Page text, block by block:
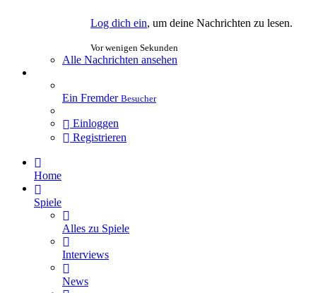
Log dich ein, um deine Nachrichten zu lesen.
Vor wenigen Sekunden
Alle Nachrichten ansehen
Ein Fremder Besucher
Einloggen
Registrieren
Home
Spiele
Alles zu Spiele
Interviews
News